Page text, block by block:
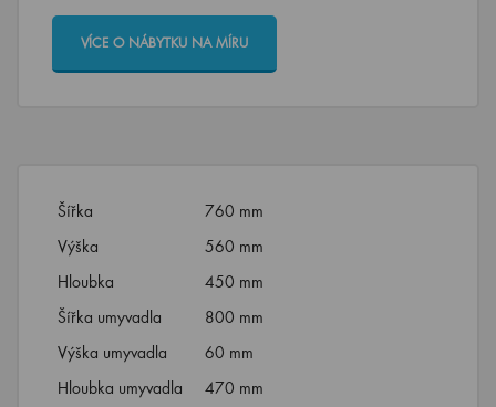
VÍCE O NÁBYTKU NA MÍRU
Šířka
760 mm
Výška
560 mm
Hloubka
450 mm
Šířka umyvadla
800 mm
Výška umyvadla
60 mm
Hloubka umyvadla
470 mm